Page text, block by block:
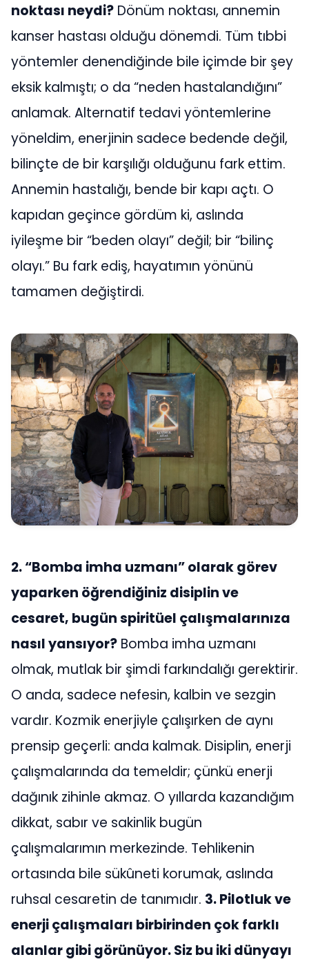
noktası neydi? Dönüm noktası, annemin
kanser hastası olduğu dönemdi. Tüm tıbbi
yöntemler denendiğinde bile içimde bir şey
eksik kalmıştı; o da “neden hastalandığını”
anlamak. Alternatif tedavi yöntemlerine
yöneldim, enerjinin sadece bedende değil,
bilinçte de bir karşılığı olduğunu fark ettim.
Annemin hastalığı, bende bir kapı açtı. O
kapıdan geçince gördüm ki, aslında
iyileşme bir “beden olayı” değil; bir “bilinç
olayı.” Bu fark ediş, hayatımın yönünü
tamamen değiştirdi.
2. “Bomba imha uzmanı” olarak görev
yaparken öğrendiğiniz disiplin ve
cesaret, bugün spiritüel çalışmalarınıza
nasıl yansıyor? Bomba imha uzmanı
olmak, mutlak bir şimdi farkındalığı gerektirir.
O anda, sadece nefesin, kalbin ve sezgin
vardır. Kozmik enerjiyle çalışırken de aynı
prensip geçerli: anda kalmak. Disiplin, enerji
çalışmalarında da temeldir; çünkü enerji
dağınık zihinle akmaz. O yıllarda kazandığım
dikkat, sabır ve sakinlik bugün
çalışmalarımın merkezinde. Tehlikenin
ortasında bile sükûneti korumak, aslında
ruhsal cesaretin de tanımıdır. 3. Pilotluk ve
enerji çalışmaları birbirinden çok farklı
alanlar gibi görünüyor. Siz bu iki dünyayı